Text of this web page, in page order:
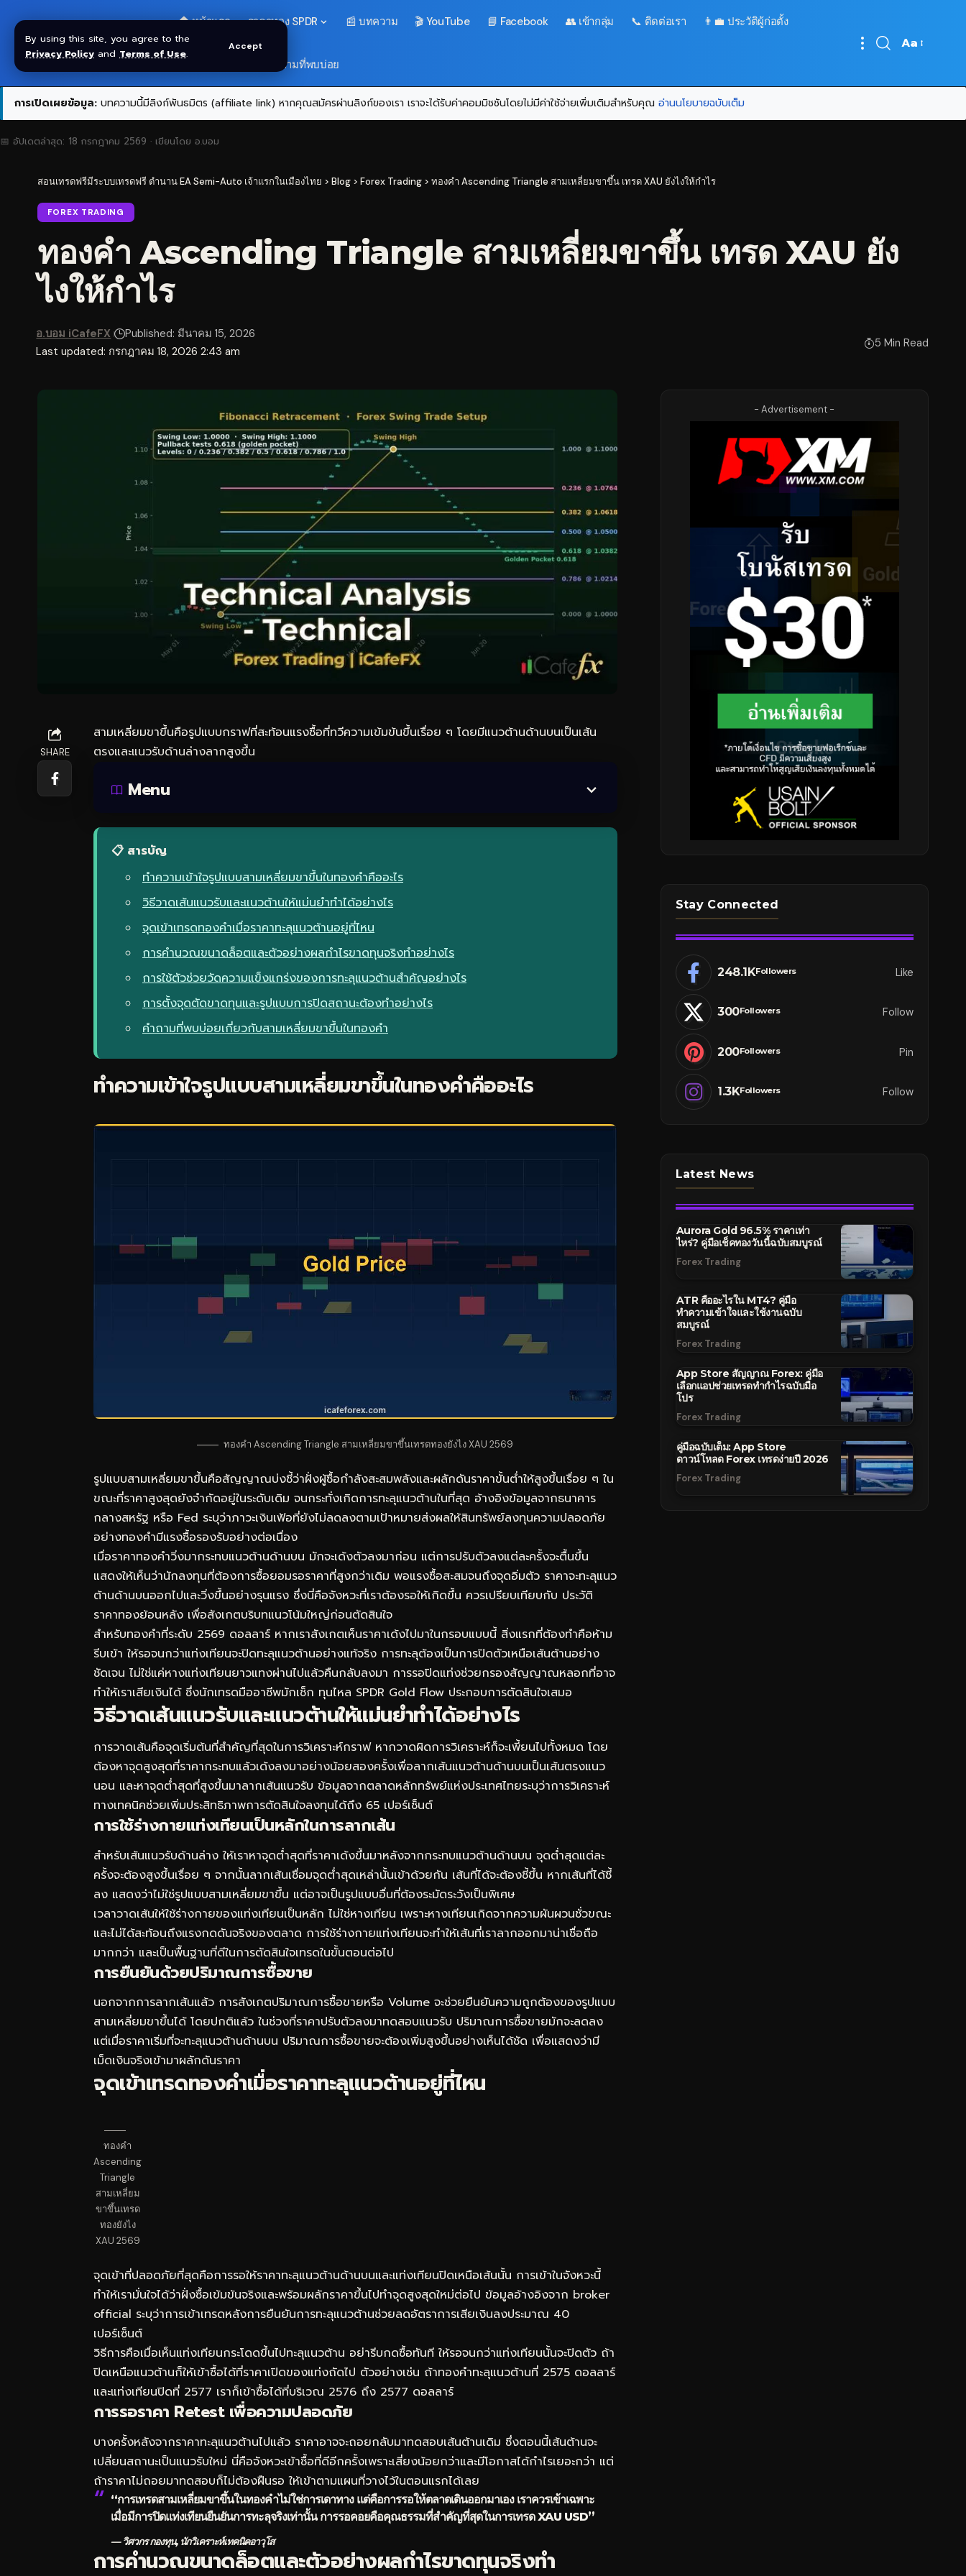
By using this site, you agree to the
Privacy Policy and Terms of Use.
Accept
🏠 หน้าแรก ราคาทอง SPDR 📰 บทความ 🎬 YouTube 📘 Facebook 👥 เข้ากลุ่ม 📞 ติดต่อเรา 👨‍💼 ประวัติผู้ก่อตั้ง
❓ คำถามที่พบบ่อย
Font
Aa
การเปิดเผยข้อมูล: บทความนี้มีลิงก์พันธมิตร (affiliate link) หากคุณสมัครผ่านลิงก์ของเรา เราจะได้รับค่าคอมมิชชันโดยไม่มีค่าใช้จ่ายเพิ่มเติมสำหรับคุณ อ่านนโยบายฉบับเต็ม
📅 อัปเดตล่าสุด: 18 กรกฎาคม 2569 · เขียนโดย อ.บอม
สอนเทรดฟรีมีระบบเทรดฟรี ตำนาน EA Semi-Auto เจ้าแรกในเมืองไทย > Blog > Forex Trading > ทองคำ Ascending Triangle สามเหลี่ยมขาขึ้น เทรด XAU ยังไงให้กำไร
FOREX TRADING
ทองคำ Ascending Triangle สามเหลี่ยมขาขึ้น เทรด XAU ยัง
ไงให้กำไร
Last updated: กรกฎาคม 18, 2026 2:43 am
อ.บอม iCafeFX Published: มีนาคม 15, 2026
5 Min Read
SHARE
สามเหลี่ยมขาขึ้นคือรูปแบบกราฟที่สะท้อนแรงซื้อที่ทวีความเข้มข้นขึ้นเรื่อย ๆ โดยมีแนวต้านด้านบนเป็นเส้น
ตรงและแนวรับด้านล่างลากสูงขึ้น
Menu
📋 สารบัญ
ทำความเข้าใจรูปแบบสามเหลี่ยมขาขึ้นในทองคำคืออะไร
วิธีวาดเส้นแนวรับและแนวต้านให้แม่นยำทำได้อย่างไร
จุดเข้าเทรดทองคำเมื่อราคาทะลุแนวต้านอยู่ที่ไหน
การคำนวณขนาดล็อตและตัวอย่างผลกำไรขาดทุนจริงทำอย่างไร
การใช้ตัวช่วยวัดความแข็งแกร่งของการทะลุแนวต้านสำคัญอย่างไร
การตั้งจุดตัดขาดทุนและรูปแบบการปิดสถานะต้องทำอย่างไร
คำถามที่พบบ่อยเกี่ยวกับสามเหลี่ยมขาขึ้นในทองคำ
ทำความเข้าใจรูปแบบสามเหลี่ยมขาขึ้นในทองคำคืออะไร
ทองคำ Ascending Triangle สามเหลี่ยมขาขึ้นเทรดทองยังไง XAU 2569
รูปแบบสามเหลี่ยมขาขึ้นคือสัญญาณบ่งชี้ว่าฝั่งผู้ซื้อกำลังสะสมพลังและผลักดันราคาขั้นต่ำให้สูงขึ้นเรื่อย ๆ ใน
ขณะที่ราคาสูงสุดยังจำกัดอยู่ในระดับเดิม จนกระทั่งเกิดการทะลุแนวต้านในที่สุด อ้างอิงข้อมูลจากธนาคาร
กลางสหรัฐ หรือ Fed ระบุว่าภาวะเงินเฟ้อที่ยังไม่ลดลงตามเป้าหมายส่งผลให้สินทรัพย์ลงทุนความปลอดภัย
อย่างทองคำมีแรงซื้อรองรับอย่างต่อเนื่อง
เมื่อราคาทองคำวิ่งมากระทบแนวต้านด้านบน มักจะเด้งตัวลงมาก่อน แต่การปรับตัวลงแต่ละครั้งจะตื้นขึ้น
แสดงให้เห็นว่านักลงทุนที่ต้องการซื้อยอมรอราคาที่สูงกว่าเดิม พอแรงซื้อสะสมจนถึงจุดอิ่มตัว ราคาจะทะลุแนว
ต้านด้านบนออกไปและวิ่งขึ้นอย่างรุนแรง ซึ่งนี่คือจังหวะที่เราต้องรอให้เกิดขึ้น ควรเปรียบเทียบกับ ประวัติ
ราคาทองย้อนหลัง เพื่อสังเกตบริบทแนวโน้มใหญ่ก่อนตัดสินใจ
สำหรับทองคำที่ระดับ 2569 ดอลลาร์ หากเราสังเกตเห็นราคาเด้งไปมาในกรอบแบบนี้ สิ่งแรกที่ต้องทำคือห้าม
รีบเข้า ให้รอจนกว่าแท่งเทียนจะปิดทะลุแนวต้านอย่างแท้จริง การทะลุต้องเป็นการปิดตัวเหนือเส้นต้านอย่าง
ชัดเจน ไม่ใช่แค่หางแท่งเทียนยาวแทงผ่านไปแล้วคืนกลับลงมา การรอปิดแท่งช่วยกรองสัญญาณหลอกที่อาจ
ทำให้เราเสียเงินได้ ซึ่งนักเทรดมืออาชีพมักเช็ก ทุนไหล SPDR Gold Flow ประกอบการตัดสินใจเสมอ
วิธีวาดเส้นแนวรับและแนวต้านให้แม่นยำทำได้อย่างไร
การวาดเส้นคือจุดเริ่มต้นที่สำคัญที่สุดในการวิเคราะห์กราฟ หากวาดผิดการวิเคราะห์ก็จะเพี้ยนไปทั้งหมด โดย
ต้องหาจุดสูงสุดที่ราคากระทบแล้วเด้งลงมาอย่างน้อยสองครั้งเพื่อลากเส้นแนวต้านด้านบนเป็นเส้นตรงแนว
นอน และหาจุดต่ำสุดที่สูงขึ้นมาลากเส้นแนวรับ ข้อมูลจากตลาดหลักทรัพย์แห่งประเทศไทยระบุว่าการวิเคราะห์
ทางเทคนิคช่วยเพิ่มประสิทธิภาพการตัดสินใจลงทุนได้ถึง 65 เปอร์เซ็นต์
การใช้ร่างกายแท่งเทียนเป็นหลักในการลากเส้น
สำหรับเส้นแนวรับด้านล่าง ให้เราหาจุดต่ำสุดที่ราคาเด้งขึ้นมาหลังจากกระทบแนวต้านด้านบน จุดต่ำสุดแต่ละ
ครั้งจะต้องสูงขึ้นเรื่อย ๆ จากนั้นลากเส้นเชื่อมจุดต่ำสุดเหล่านั้นเข้าด้วยกัน เส้นที่ได้จะต้องชี้ขึ้น หากเส้นที่ได้ชี้
ลง แสดงว่าไม่ใช่รูปแบบสามเหลี่ยมขาขึ้น แต่อาจเป็นรูปแบบอื่นที่ต้องระมัดระวังเป็นพิเศษ
เวลาวาดเส้นให้ใช้ร่างกายของแท่งเทียนเป็นหลัก ไม่ใช่หางเทียน เพราะหางเทียนเกิดจากความผันผวนชั่วขณะ
และไม่ได้สะท้อนถึงแรงกดดันจริงของตลาด การใช้ร่างกายแท่งเทียนจะทำให้เส้นที่เราลากออกมาน่าเชื่อถือ
มากกว่า และเป็นพื้นฐานที่ดีในการตัดสินใจเทรดในขั้นตอนต่อไป
การยืนยันด้วยปริมาณการซื้อขาย
นอกจากการลากเส้นแล้ว การสังเกตปริมาณการซื้อขายหรือ Volume จะช่วยยืนยันความถูกต้องของรูปแบบ
สามเหลี่ยมขาขึ้นได้ โดยปกติแล้ว ในช่วงที่ราคาปรับตัวลงมาทดสอบแนวรับ ปริมาณการซื้อขายมักจะลดลง
แต่เมื่อราคาเริ่มที่จะทะลุแนวต้านด้านบน ปริมาณการซื้อขายจะต้องเพิ่มสูงขึ้นอย่างเห็นได้ชัด เพื่อแสดงว่ามี
เม็ดเงินจริงเข้ามาผลักดันราคา
จุดเข้าเทรดทองคำเมื่อราคาทะลุแนวต้านอยู่ที่ไหน
ทองคำ
Ascending
Triangle
สามเหลี่ยม
ขาขึ้นเทรด
ทองยังไง
XAU 2569
จุดเข้าที่ปลอดภัยที่สุดคือการรอให้ราคาทะลุแนวต้านด้านบนและแท่งเทียนปิดเหนือเส้นนั้น การเข้าในจังหวะนี้
ทำให้เรามั่นใจได้ว่าฝั่งซื้อเข้มข้นจริงและพร้อมผลักราคาขึ้นไปทำจุดสูงสุดใหม่ต่อไป ข้อมูลอ้างอิงจาก broker
official ระบุว่าการเข้าเทรดหลังการยืนยันการทะลุแนวต้านช่วยลดอัตราการเสียเงินลงประมาณ 40
เปอร์เซ็นต์
วิธีการคือเมื่อเห็นแท่งเทียนกระโดดขึ้นไปทะลุแนวต้าน อย่ารีบกดซื้อทันที ให้รอจนกว่าแท่งเทียนนั้นจะปิดตัว ถ้า
ปิดเหนือแนวต้านก็ให้เข้าซื้อได้ที่ราคาเปิดของแท่งถัดไป ตัวอย่างเช่น ถ้าทองคำทะลุแนวต้านที่ 2575 ดอลลาร์
และแท่งเทียนปิดที่ 2577 เราก็เข้าซื้อได้ที่บริเวณ 2576 ถึง 2577 ดอลลาร์
การรอราคา Retest เพื่อความปลอดภัย
บางครั้งหลังจากราคาทะลุแนวต้านไปแล้ว ราคาอาจจะถอยกลับมาทดสอบเส้นต้านเดิม ซึ่งตอนนี้เส้นต้านจะ
เปลี่ยนสถานะเป็นแนวรับใหม่ นี่คือจังหวะเข้าซื้อที่ดีอีกครั้งเพราะเสี่ยงน้อยกว่าและมีโอกาสได้กำไรเยอะกว่า แต่
ถ้าราคาไม่ถอยมาทดสอบก็ไม่ต้องฝืนรอ ให้เข้าตามแผนที่วางไว้ในตอนแรกได้เลย
“การเทรดสามเหลี่ยมขาขึ้นในทองคำไม่ใช่การเดาทาง แต่คือการรอให้ตลาดเดินออกมาเอง เราควรเข้าเฉพาะ
เมื่อมีการปิดแท่งเทียนยืนยันการทะลุจริงเท่านั้น การรอคอยคือคุณธรรมที่สำคัญที่สุดในการเทรด XAU USD”
— วิศวกร กองทุน, นักวิเคราะห์เทคนิคอาวุโส
การคำนวณขนาดล็อตและตัวอย่างผลกำไรขาดทุนจริงทำ
- Advertisement -
Stay Connected
248.1KFollowers Like
300Followers Follow
200Followers Pin
1.3KFollowers Follow
Latest News
Aurora Gold 96.5% ราคาเท่า
ไหร่? คู่มือเช็คทองวันนี้ฉบับสมบูรณ์
Forex Trading
ATR คืออะไรใน MT4? คู่มือ
ทำความเข้าใจและใช้งานฉบับ
สมบูรณ์
Forex Trading
App Store สัญญาณ Forex: คู่มือ
เลือกแอปช่วยเทรดทำกำไรฉบับมือ
โปร
Forex Trading
คู่มือฉบับเต็ม: App Store
ดาวน์โหลด Forex เทรดง่ายปี 2026
Forex Trading